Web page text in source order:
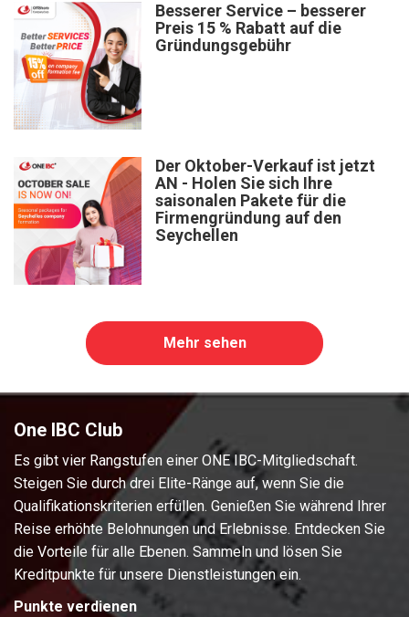
Besserer Service – besserer
Preis 15 % Rabatt auf die
Gründungsgebühr
Der Oktober-Verkauf ist jetzt
AN - Holen Sie sich Ihre
saisonalen Pakete für die
Firmengründung auf den
Seychellen
Mehr sehen
One IBC Club
Es gibt vier Rangstufen einer ONE IBC-Mitgliedschaft.
Steigen Sie durch drei Elite-Ränge auf, wenn Sie die
Qualifikationskriterien erfüllen. Genießen Sie während Ihrer
Reise erhöhte Belohnungen und Erlebnisse. Entdecken Sie
die Vorteile für alle Ebenen. Sammeln und lösen Sie
Kreditpunkte für unsere Dienstleistungen ein.
Punkte verdienen